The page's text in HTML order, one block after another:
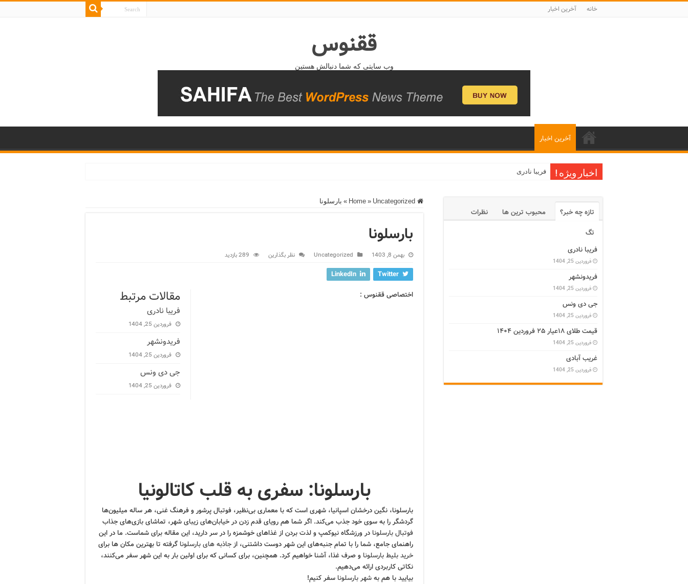
خانه آخرین اخبار
ققنوس
وب سایتی که شما دنبالش هستین
آخرین اخبار
اخبار ویژه ! فریبا نادری
» Uncategorized
» بارسلونا
بارسلونا
بهمن 8, 1403 Uncategorized نظر بگذارین 289 بازدید
Twitter
LinkedIn
مقالات مرتبط
فریبا نادری
فروردین 25, 1404
فریدونشهر
فروردین 25, 1404
جی دی ونس
فروردین 25, 1404
اختصاصی ققنوس :
بارسلونا: سفری به قلب کاتالونیا
بارسلونا، نگین درخشان اسپانیا، شهری است که با معماری بی‌نظیر، فوتبال پرشور و فرهنگ غنی، هر ساله میلیون‌ها
گردشگر را به سوی خود جذب می‌کند. اگر شما هم رویای قدم زدن در خیابان‌های زیبای شهر، تماشای بازی‌های جذاب
فوتبال بارسلونا در ورزشگاه نیوکمپ و لذت بردن از غذاهای خوشمزه را در سر دارید، این مقاله برای شماست. ما در این
راهنمای جامع، شما را با تمام جنبه‌های این شهر دوست داشتنی، ازجاذبه های بارسلونا گرفته تا بهترین مکان ها برای
خرید بلیط بارسلونا و صرف غذا، آشنا خواهیم کرد. همچنین، برای کسانی که برای اولین بار به این شهر سفر می‌کنند،
نکاتی کاربردی ارائه می‌دهیم.
بیایید با هم بهشهر بارسلونا سفر کنیم!
تازه چه خبر؟ محبوب ترین ها
نظرات
تگ
فریبا نادری
فروردین 25, 1404
فریدونشهر
فروردین 25, 1404
جی دی ونس
فروردین 25, 1404
قیمت طلای ۱۸عیار ۲۵ فروردین ۱۴۰۴
فروردین 25, 1404
غریب آبادی
فروردین 25, 1404